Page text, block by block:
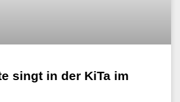
singt in der KiTa im